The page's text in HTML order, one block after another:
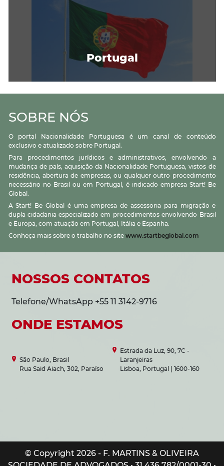
Portugal
SOBRE NÓS
O portal Nacionalidade Portuguesa é um canal de conteúdo
exclusivo e atualizado sobre Portugal.
Para procedimentos jurídicos e administrativos, envolvendo a
mudança de país, aquisição da Nacionalidade Portuguesa, vistos de
residência, abertura de empresas, ou qualquer outro procedimento
necessário no Brasil ou em Portugal, é indicado empresa Start! Be
Global.
A Start! Be Global é uma empresa de assessoria para migração e
dupla cidadania especializado em procedimentos envolvendo Brasil
e Europa, com atuação em Portugal, Itália e Espanha.
Conheça mais sobre o trabalho no site www.startbeglobal.com
NOSSOS CONTATOS
Telefone/WhatsApp +55 11 3142-9716
ONDE ESTAMOS
São Paulo, Brasil
Rua Said Aiach, 302, Paraíso
Estrada da Luz, 90, 7C -
Laranjeiras
Lisboa, Portugal | 1600-160
© Copyright 2026 - F. MARTINS & OLIVEIRA